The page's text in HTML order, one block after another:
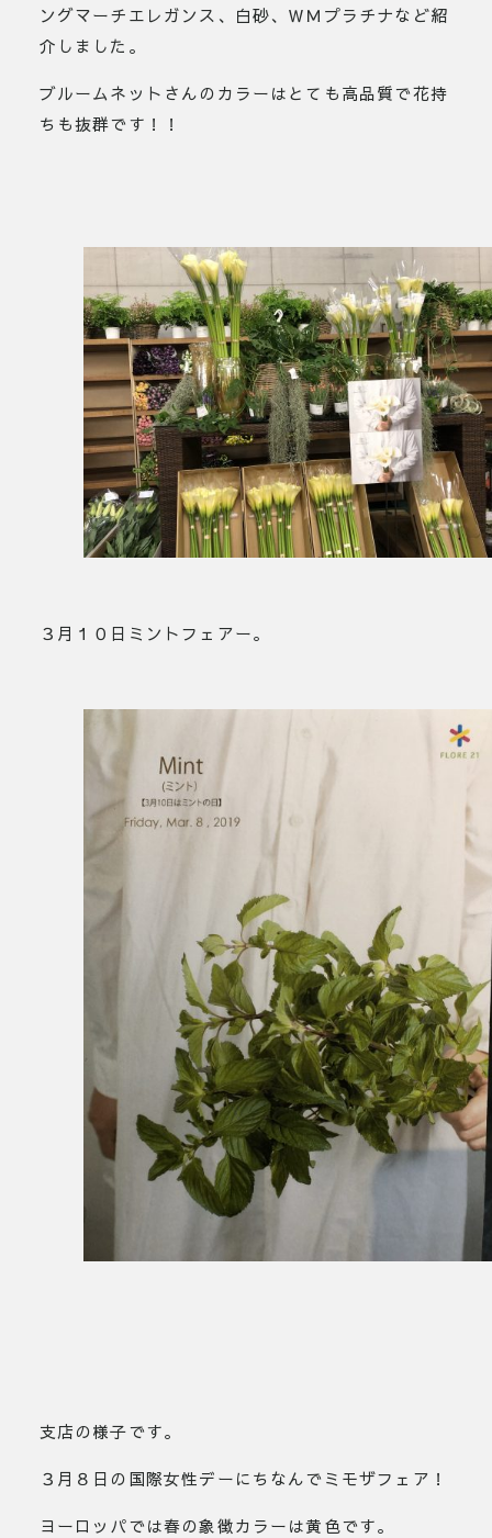
ングマーチエレガンス、白砂、ＷＭプラチナなど紹
介しました。
ブルームネットさんのカラーはとても高品質で花持
ちも抜群です！！
３月１０日ミントフェアー。
支店の様子です。
３月８日の国際女性デーにちなんでミモザフェア！
ヨーロッパでは春の象徴カラーは黄色です。